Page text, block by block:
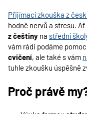
Přijímací zkouška z
hodně nervů a stresu.
z češtiny na střední
vám rádi podáme
cvičení, ale také s vám
tuhle zkoušku úspěšně
Proč právě